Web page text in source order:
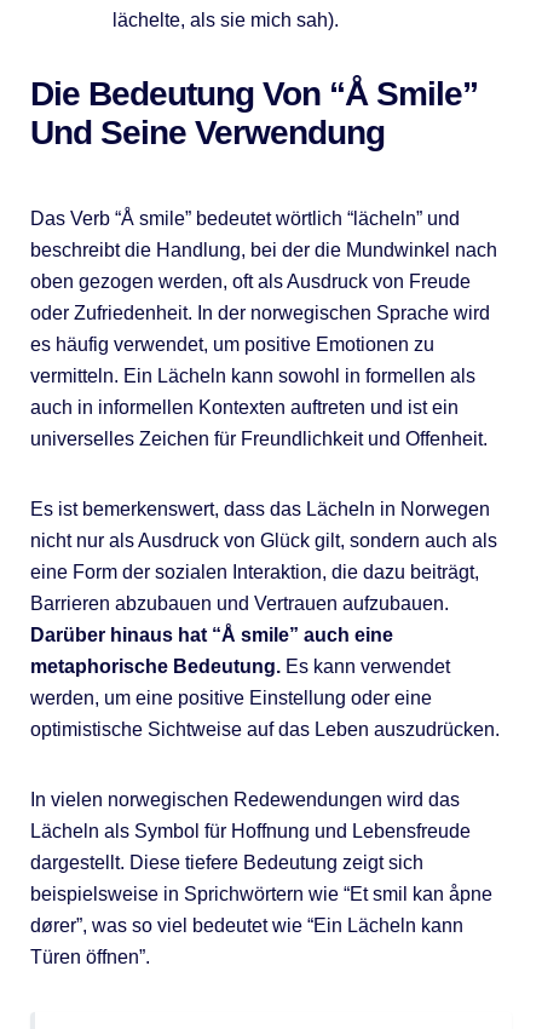
lächelte, als sie mich sah).
Die Bedeutung Von “Å Smile”
Und Seine Verwendung
Das Verb “Å smile” bedeutet wörtlich “lächeln” und
beschreibt die Handlung, bei der die Mundwinkel nach
oben gezogen werden, oft als Ausdruck von Freude
oder Zufriedenheit. In der norwegischen Sprache wird
es häufig verwendet, um positive Emotionen zu
vermitteln. Ein Lächeln kann sowohl in formellen als
auch in informellen Kontexten auftreten und ist ein
universelles Zeichen für Freundlichkeit und Offenheit.
Es ist bemerkenswert, dass das Lächeln in Norwegen
nicht nur als Ausdruck von Glück gilt, sondern auch als
eine Form der sozialen Interaktion, die dazu beiträgt,
Barrieren abzubauen und Vertrauen aufzubauen.
Darüber hinaus hat “Å smile” auch eine
metaphorische Bedeutung.Es kann verwendet
werden, um eine positive Einstellung oder eine
optimistische Sichtweise auf das Leben auszudrücken.
In vielen norwegischen Redewendungen wird das
Lächeln als Symbol für Hoffnung und Lebensfreude
dargestellt. Diese tiefere Bedeutung zeigt sich
beispielsweise in Sprichwörtern wie “Et smil kan åpne
dører”, was so viel bedeutet wie “Ein Lächeln kann
Türen öffnen”.